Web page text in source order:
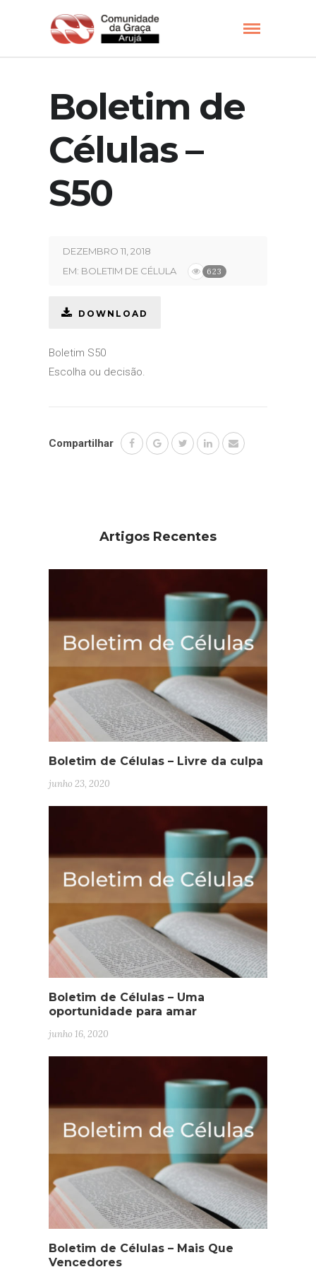
Boletim de
Células –
S50
DEZEMBRO 11, 2018
EM: BOLETIM DE CÉLULA 623
DOWNLOAD
Boletim S50
Escolha ou decisão.
Compartilhar
Artigos Recentes
Boletim de Células – Livre da culpa
junho 23, 2020
Boletim de Células – Uma
oportunidade para amar
junho 16, 2020
Boletim de Células – Mais Que
Vencedores